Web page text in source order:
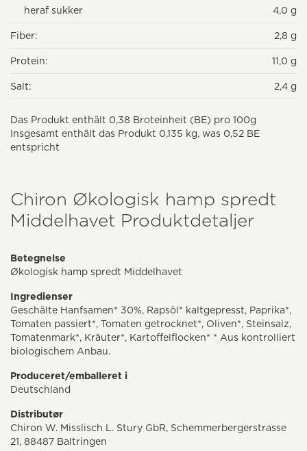
heraf sukker 4,0 g
Fiber: 2,8 g
Protein: 11,0 g
Salt: 2,4 g
Das Produkt enthält 0,38 Broteinheit (BE) pro 100g
Insgesamt enthält das Produkt 0,135 kg, was 0,52 BE
entspricht
Chiron Økologisk hamp spredt
Middelhavet Produktdetaljer
Betegnelse
Økologisk hamp spredt Middelhavet
Ingredienser
Geschälte Hanfsamen* 30%, Rapsöl* kaltgepresst, Paprika*,
Tomaten passiert*, Tomaten getrocknet*, Oliven*, Steinsalz,
Tomatenmark*, Kräuter*, Kartoffelflocken* * Aus kontrolliert
biologischem Anbau.
Produceret/emballeret i
Deutschland
Distributør
Chiron W. Misslisch L. Stury GbR, Schemmerbergerstrasse
21, 88487 Baltringen